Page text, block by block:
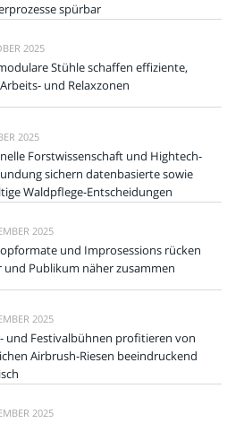
spürbar
2025
Stühle schaffen effiziente,
und Relaxzonen
2025
Forstwissenschaft und Hightech-
sichern datenbasierte sowie
Waldpflege-Entscheidungen
2025
und Improsessions rücken
und Publikum näher zusammen
2025
und Festivalbühnen profitieren von
Airbrush-Riesen beeindruckend
2025